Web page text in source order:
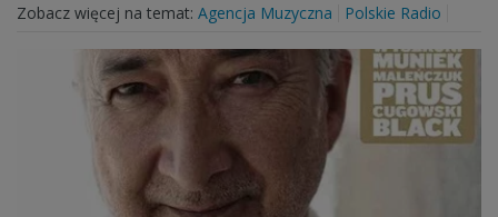
Zobacz więcej na temat: Agencja Muzyczna Polskie Radio